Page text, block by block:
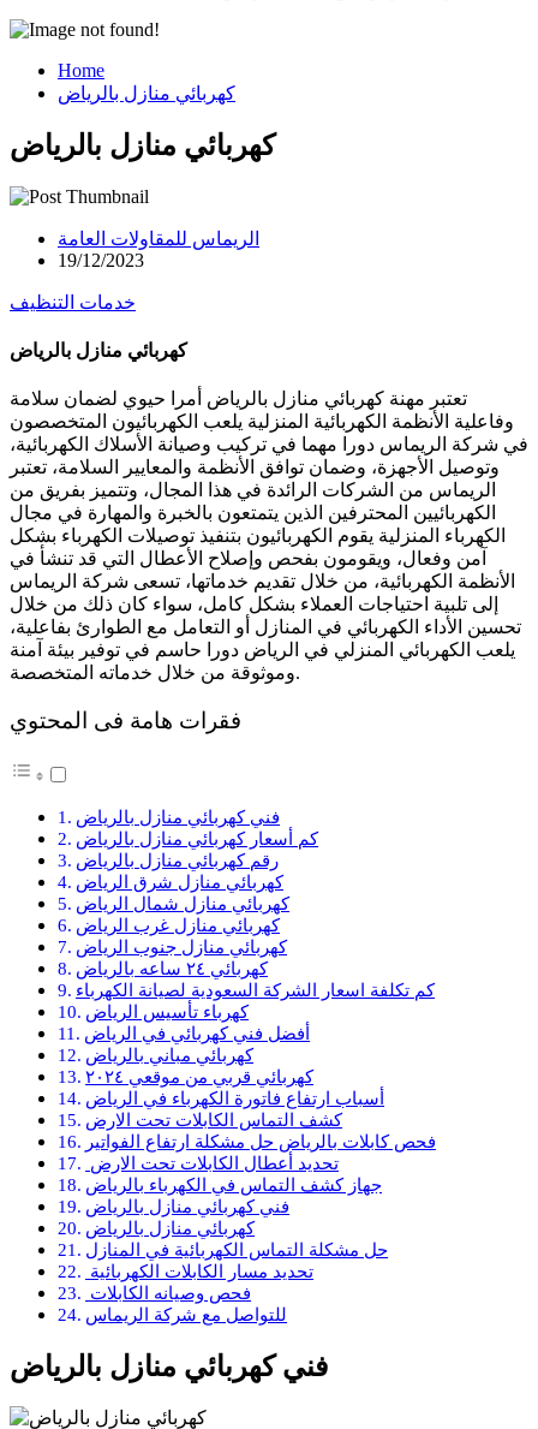
Home
كهربائي منازل بالرياض
كهربائي منازل بالرياض
الريماس للمقاولات العامة
19/12/2023
خدمات التنظيف
كهربائي منازل بالرياض
تعتبر مهنة كهربائي منازل بالرياض أمرا حيوي لضمان سلامة
وفاعلية الأنظمة الكهربائية المنزلية يلعب الكهربائيون المتخصصون
في شركة الريماس دورا مهما في تركيب وصيانة الأسلاك الكهربائية،
وتوصيل الأجهزة، وضمان توافق الأنظمة والمعايير السلامة، تعتبر
الريماس من الشركات الرائدة في هذا المجال، وتتميز بفريق من
الكهربائيين المحترفين الذين يتمتعون بالخبرة والمهارة في مجال
الكهرباء المنزلية يقوم الكهربائيون بتنفيذ توصيلات الكهرباء بشكل
آمن وفعال، ويقومون بفحص وإصلاح الأعطال التي قد تنشأ في
الأنظمة الكهربائية، من خلال تقديم خدماتها، تسعى شركة الريماس
إلى تلبية احتياجات العملاء بشكل كامل، سواء كان ذلك من خلال
تحسين الأداء الكهربائي في المنازل أو التعامل مع الطوارئ بفاعلية،
يلعب الكهربائي المنزلي في الرياض دورا حاسم في توفير بيئة آمنة
وموثوقة من خلال خدماته المتخصصة.
فقرات هامة فى المحتوي
فني كهربائي منازل بالرياض
كم أسعار كهربائي منازل بالرياض
رقم كهربائي منازل بالرياض
كهربائي منازل شرق الرياض
كهربائي منازل شمال الرياض
كهربائي منازل غرب الرياض
كهربائي منازل جنوب الرياض
كهربائي ٢٤ ساعه بالرياض
كم تكلفة اسعار الشركة السعودية لصيانة الكهرباء
كهرباء تأسيس الرياض
أفضل فني كهربائي في الرياض
كهربائي مباني بالرياض
كهربائي قربي من موقعي ٢٠٢٤
أسباب ارتفاع فاتورة الكهرباء في الرياض
كشف التماس الكابلات تحت الارض
فحص كابلات بالرياض حل مشكلة ارتفاع الفواتير
تحديد أعطال الكابلات تحت الارض
جهاز كشف التماس في الكهرباء بالرياض
فني كهربائي منازل بالرياض
كهربائي منازل بالرياض
حل مشكلة التماس الكهربائية في المنازل
تحديد مسار الكابلات الكهربائية
فحص وصيانه الكابلات
للتواصل مع شركة الريماس
فني كهربائي منازل بالرياض